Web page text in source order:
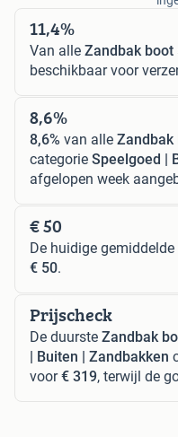
11,4%
Van alle Zandbak boot
beschikbaar voor
8,6%
8,6% van alle Zandbak
categorie Speelgoed |
afgelopen week
€ 50
De huidige
€ 50.
Prijscheck
De duurste Zandbak
| Buiten | Zandbakken
voor€ 319, terwijl de